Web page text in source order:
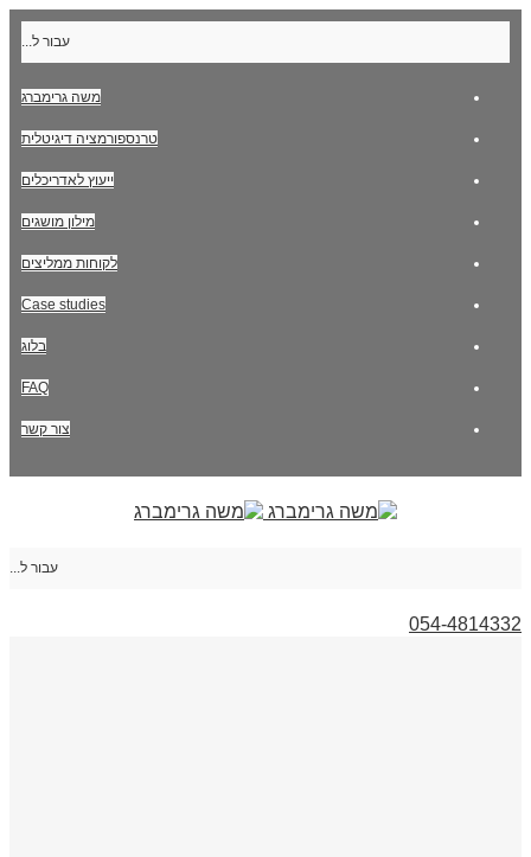
עבור ל...
משה גרימברג
טרנספורמציה דיגיטלית
ייעוץ לאדריכלים
מילון מושגים
לקוחות ממליצים
Case studies
בלוג
FAQ
צור קשר
עבור ל...
054-4814332